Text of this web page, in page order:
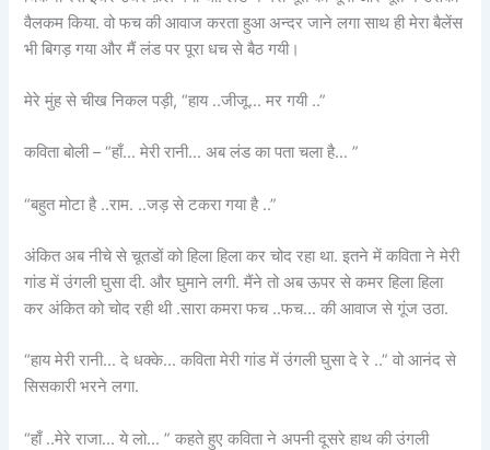
वैलकम किया. वो फच की आवाज करता हुआ अन्दर जाने लगा साथ ही मेरा बैलेंस
भी बिगड़ गया और मैं लंड पर पूरा धच से बैठ गयी।
मेरे मुंह से चीख निकल पड़ी, “हाय ..जीजू… मर गयी ..”
कविता बोली – “हाँ… मेरी रानी… अब लंड का पता चला है… ”
“बहुत मोटा है ..राम. ..जड़ से टकरा गया है ..”
अंकित अब नीचे से चूतडों को हिला हिला कर चोद रहा था. इतने में कविता ने मेरी
गांड में उंगली घुसा दी. और घुमाने लगी. मैंने तो अब ऊपर से कमर हिला हिला
कर अंकित को चोद रही थी .सारा कमरा फच ..फच… की आवाज से गूंज उठा.
“हाय मेरी रानी… दे धक्के… कविता मेरी गांड में उंगली घुसा दे रे ..” वो आनंद से
सिसकारी भरने लगा.
“हाँ ..मेरे राजा… ये लो… ” कहते हुए कविता ने अपनी दूसरे हाथ की उंगली